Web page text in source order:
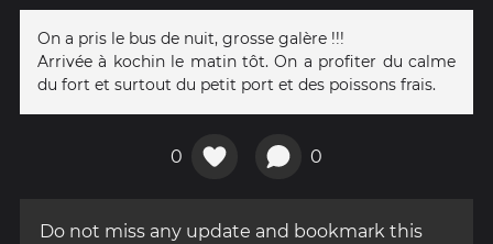
On a pris le bus de nuit, grosse galère !!!
Arrivée à kochin le matin tôt. On a profiter du calme
du fort et surtout du petit port et des poissons frais.
0 0
Do not miss any update and bookmark this